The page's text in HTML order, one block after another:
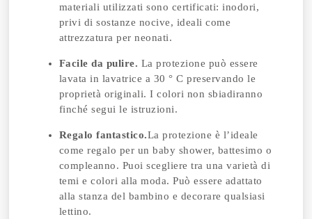
materiali utilizzati sono certificati: inodori,
privi di sostanze nocive, ideali come
attrezzatura per neonati.
Facile da pulire. La protezione può essere
lavata in lavatrice a 30 ° C preservando le
proprietà originali. I colori non sbiadiranno
finché segui le istruzioni.
Regalo fantastico.La protezione è l’ideale
come regalo per un baby shower, battesimo o
compleanno. Puoi scegliere tra una varietà di
temi e colori alla moda. Può essere adattato
alla stanza del bambino e decorare qualsiasi
lettino.